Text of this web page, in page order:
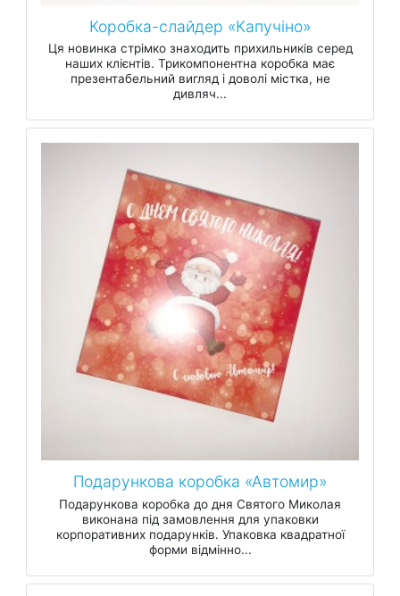
Коробка-слайдер «Капучіно»
Ця новинка стрімко знаходить прихильників серед
наших клієнтів. Трикомпонентна коробка має
презентабельний вигляд і доволі містка, не
дивляч...
Подарункова коробка «Автомир»
Подарункова коробка до дня Святого Миколая
виконана під замовлення для упаковки
корпоративних подарунків. Упаковка квадратної
форми відмінно...